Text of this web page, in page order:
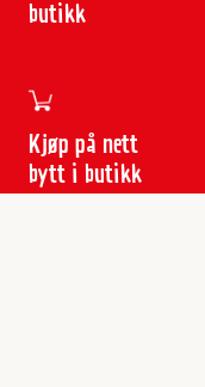
butikk
Kjøp på nett
bytt i butikk